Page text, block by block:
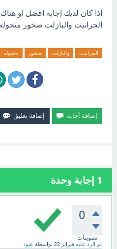
اذا كان لديك إجابة افضل او
الجرانيت والبازلت صخور
الجرانيت والبازلت صخور متحوله
1 إجابة وحدة
0
تصويتات
تم الرد عليه فبراير 22 بواسطة عبود